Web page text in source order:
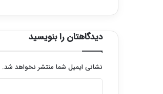
دیدگاهتان را بنویسید
نشانی ایمیل شما منتشر نخواهد شد.